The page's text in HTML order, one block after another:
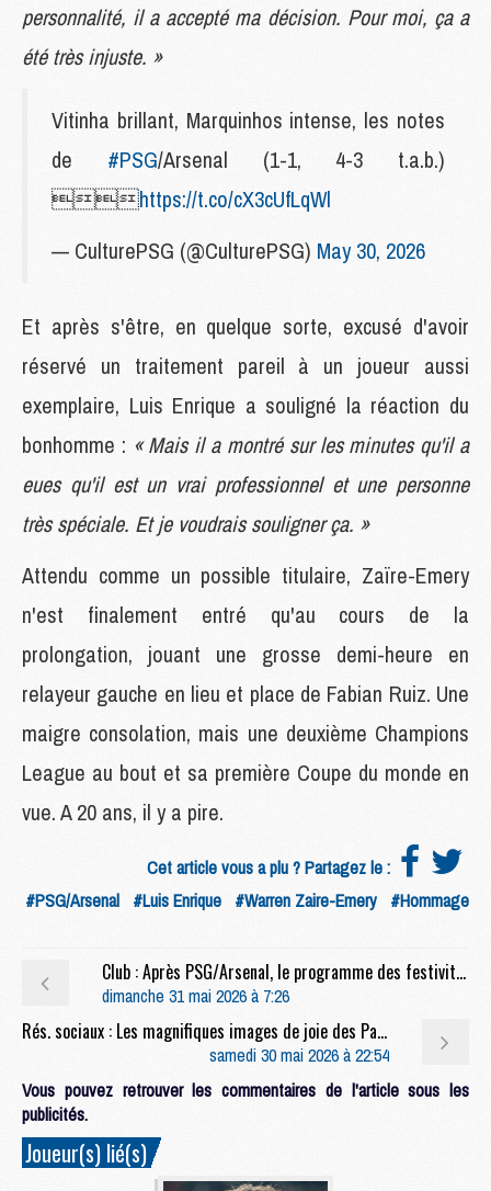
personnalité, il a accepté ma décision. Pour moi, ça a
été très injuste. »
Vitinha brillant, Marquinhos intense, les notes
de #PSG/Arsenal (1-1, 4-3 t.a.b.)
https://t.co/cX3cUfLqWl
— CulturePSG (@CulturePSG) May 30, 2026
Et après s'être, en quelque sorte, excusé d'avoir
réservé un traitement pareil à un joueur aussi
exemplaire, Luis Enrique a souligné la réaction du
bonhomme : « Mais il a montré sur les minutes qu'il a
eues qu'il est un vrai professionnel et une personne
très spéciale. Et je voudrais souligner ça. »
Attendu comme un possible titulaire, Zaïre-Emery
n'est finalement entré qu'au cours de la
prolongation, jouant une grosse demi-heure en
relayeur gauche en lieu et place de Fabian Ruiz. Une
maigre consolation, mais une deuxième Champions
League au bout et sa première Coupe du monde en
vue. A 20 ans, il y a pire.
Cet article vous a plu ? Partagez le :
#PSG/Arsenal #Luis Enrique #Warren Zaire-Emery #Hommage
Club : Après PSG/Arsenal, le programme des festivités ce dimanche
dimanche 31 mai 2026 à 7:26
Rés. sociaux : Les magnifiques images de joie des Parisiens après PSG/Arsenal
samedi 30 mai 2026 à 22:54
Vous pouvez retrouver les commentaires de l'article sous les
publicités.
Joueur(s) lié(s)